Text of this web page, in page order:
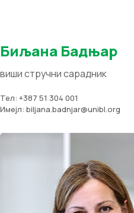
Биљана Бадњар
виши стручни сарадник
Тел: +387 51 304 001
Имејл: biljana.badnjar@unibl.org